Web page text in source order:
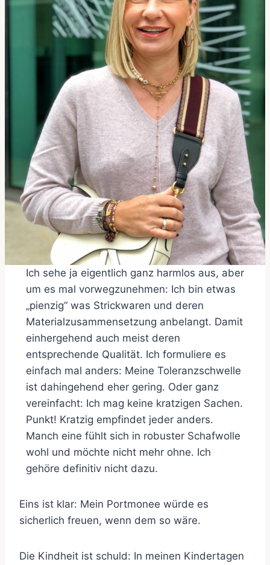
Ich sehe ja eigentlich ganz harmlos aus, aber
um es mal vorwegzunehmen: Ich bin etwas
„pienzig“ was Strickwaren und deren
Materialzusammensetzung anbelangt. Damit
einhergehend auch meist deren
entsprechende Qualität. Ich formuliere es
einfach mal anders: Meine Toleranzschwelle
ist dahingehend eher gering. Oder ganz
vereinfacht: Ich mag keine kratzigen Sachen.
Punkt! Kratzig empfindet jeder anders.
Manch eine fühlt sich in robuster Schafwolle
wohl und möchte nicht mehr ohne. Ich
gehöre definitiv nicht dazu.
Eins ist klar: Mein Portmonee würde es
sicherlich freuen, wenn dem so wäre.
Die Kindheit ist schuld: In meinen Kindertagen